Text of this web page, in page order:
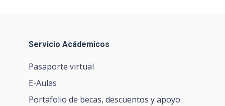
Servicio Acádemicos
Pasaporte virtual
E-Aulas
Portafolio de becas, descuentos y apoyo